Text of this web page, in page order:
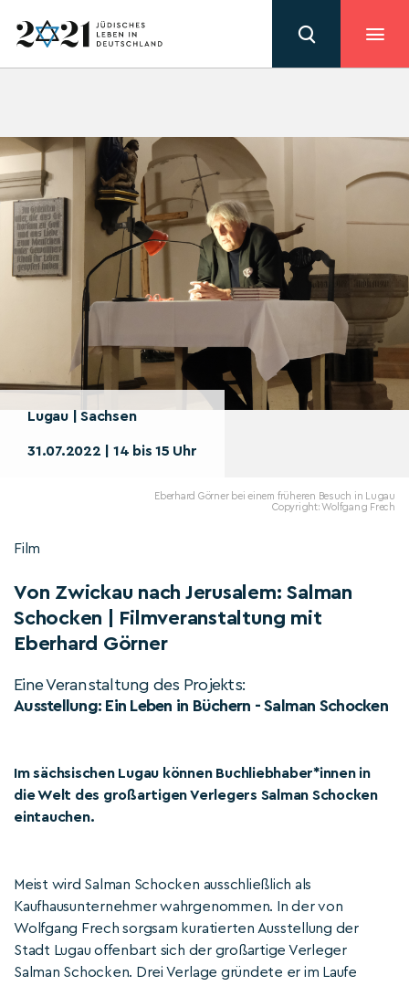
Lugau | Sachsen
31.07.2022 | 14 bis 15 Uhr
Eberhard Görner bei einem früheren Besuch in Lugau
Copyright: Wolfgang Frech
Film
Von Zwickau nach Jerusalem: Salman
Schocken | Filmveranstaltung mit
Eberhard Görner
Eine Veranstaltung des Projekts:
Ausstellung: Ein Leben in Büchern - Salman Schocken
Im sächsischen Lugau können Buchliebhaber*innen in
die Welt des großartigen Verlegers Salman Schocken
eintauchen.
Meist wird Salman Schocken ausschließlich als
Kaufhausunternehmer wahrgenommen. In der von
Wolfgang Frech sorgsam kuratierten Ausstellung der
Stadt Lugau offenbart sich der großartige Verleger
Salman Schocken. Drei Verlage gründete er im Laufe